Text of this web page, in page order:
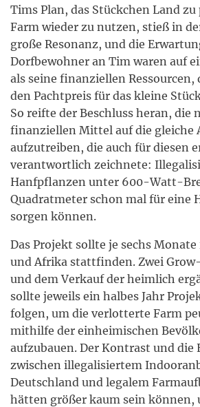
Tims Plan, das Stückchen Land
Farm wieder zu nutzen, stieß in
große Resonanz, und die
Dorfbewohner an Tim waren auf
als seine finanziellen Ressourcen,
den Pachtpreis für das kleine
So reifte der Beschluss heran, die
finanziellen Mittel auf die gleiche
aufzutreiben, die auch für diesen
verantwortlich zeichnete:
Hanfpflanzen unter 600-Watt-
Quadratmeter schon mal für eine
sorgen können.
Das Projekt sollte je sechs
und Afrika stattfinden. Zwei
und dem Verkauf der heimlich
sollte jeweils ein halbes Jahr
folgen, um die verlotterte Farm
mithilfe der einheimischen
aufzubauen. Der Kontrast und die
zwischen illegalisiertem
Deutschland und legalem
hätten größer kaum sein können,